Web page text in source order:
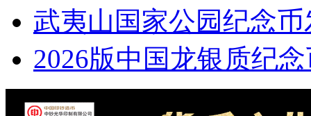
武夷山国家公园纪念
2026版中国龙银质纪